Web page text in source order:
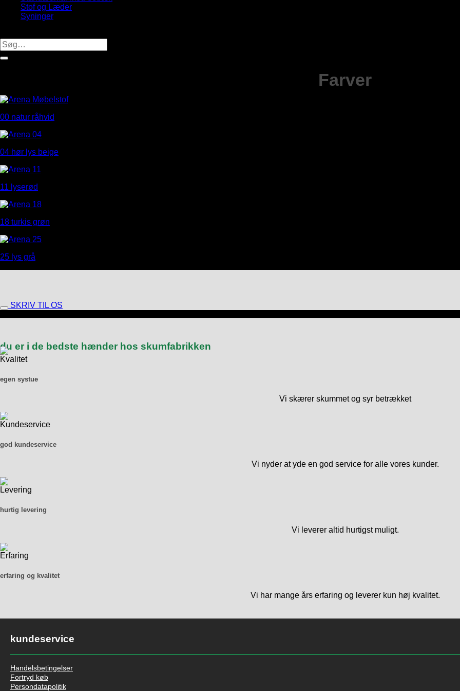
Stof og Læder
Syninger
Søg
efter:
Farver
00 natur råhvid
04 hør lys beige
11 lyserød
18 turkis grøn
25 lys grå
SKRIV TIL OS
du er i de bedste hænder hos skumfabrikken
egen systue
Vi skærer skummet og syr betrækket
god kundeservice
Vi nyder at yde en god service for alle vores kunder.
hurtig levering
Vi leverer altid hurtigst muligt.
erfaring og kvalitet
Vi har mange års erfaring og leverer kun høj kvalitet.
kundeservice
Handelsbetingelser
Fortryd køb
Persondatapolitik